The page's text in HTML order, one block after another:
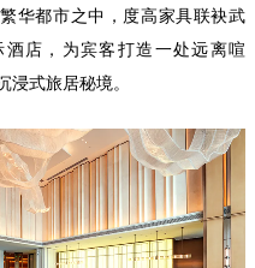
华都市之中，度高家具联袂武
酒店，为宾客打造一处远离喧
浸式旅居秘境。